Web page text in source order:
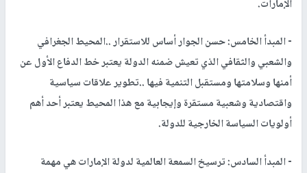
الإمارات.
- المبدأ الخامس: حسن الجوار أساس للاستقرار ..المحيط الجغرافي
والشعبي والثقافي الذي تعيش ضمنه الدولة يعتبر خط الدفاع الأول عن
أمنها وسلامتها ومستقبل التنمية فيها ..تطوير علاقات سياسية
واقتصادية وشعبية مستقرة وإيجابية مع هذا المحيط يعتبر أحد أهم
أولويات السياسة الخارجية للدولة.
- المبدأ السادس: ترسيخ السمعة العالمية لدولة الإمارات هي مهمة